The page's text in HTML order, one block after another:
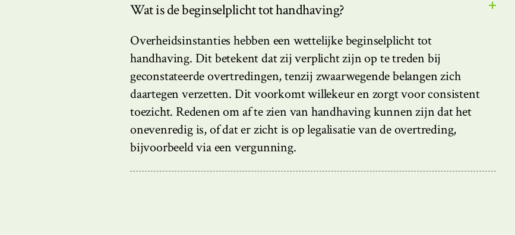
Wat is de beginselplicht tot handhaving?
Overheidsinstanties hebben een wettelijke beginselplicht tot
handhaving. Dit betekent dat zij verplicht zijn op te treden bij
geconstateerde overtredingen, tenzij zwaarwegende belangen zich
daartegen verzetten. Dit voorkomt willekeur en zorgt voor consistent
toezicht. Redenen om af te zien van handhaving kunnen zijn dat het
onevenredig is, of dat er zicht is op legalisatie van de overtreding,
bijvoorbeeld via een vergunning.